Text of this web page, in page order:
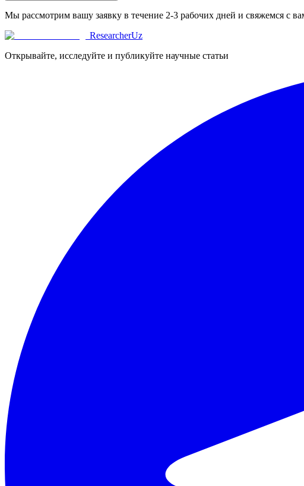
Мы рассмотрим вашу заявку в течение 2-3 рабочих дней и свяжемся с
ResearcherUz
Открывайте, исследуйте и публикуйте научные статьи